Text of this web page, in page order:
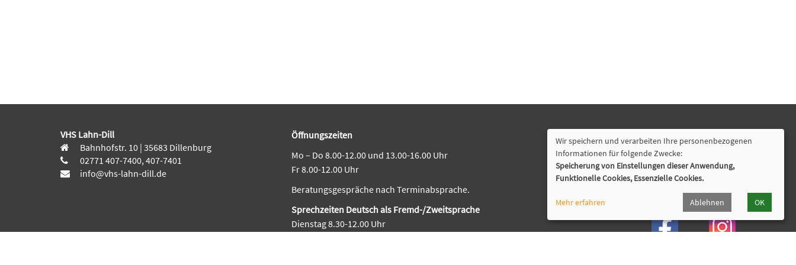
VHS Lahn-Dill
Bahnhofstr. 10 | 35683 Dillenburg
02771 407-7400, 407-7401
info@vhs-lahn-dill.de
Öffnungszeiten
Mo – Do 8.00-12.00 und 13.00-16.00 Uhr
Fr 8.00-12.00 Uhr
Beratungsgespräche nach Terminabsprache.
Sprechzeiten Deutsch als Fremd-/Zweitsprache
Dienstag 8.30-12.00 Uhr
Lahn-Dill-Kreis
VHS Siegen-Wittgenstein
Cookie Einstellungen
Wir speichern und verarbeiten Ihre personenbezogenen
Informationen für folgende Zwecke:
Speicherung von Einstellungen dieser Anwendung,
Funktionelle Cookies, Essenzielle Cookies.
Mehr erfahren Ablehnen OK